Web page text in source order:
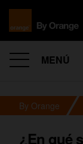
MENÚ
By Orange
¿En qué